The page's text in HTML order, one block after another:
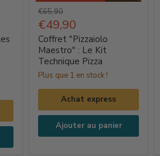
Coffret
"Pizzaiolo
Maestro"
Le
Kit
Technique
Pizza
Prix
d'origine
€65,90
Prix
actuel
€49,90
Coffret "Pizzaiolo
Maestro" : Le Kit
Technique Pizza
Plus que 1 en stock !
Achat express
Ajouter au panier